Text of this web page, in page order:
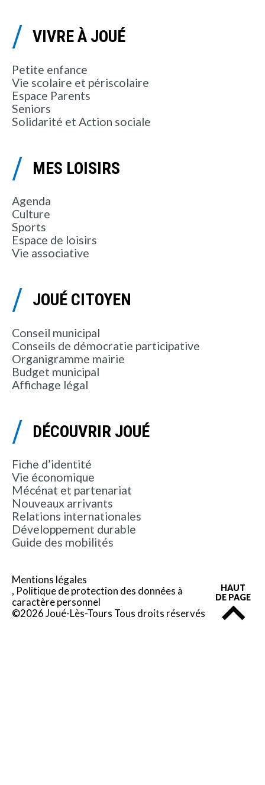
VIVRE À JOUÉ
Petite enfance
Vie scolaire et périscolaire
Espace Parents
Seniors
Solidarité et Action sociale
MES LOISIRS
Agenda
Culture
Sports
Espace de loisirs
Vie associative
JOUÉ CITOYEN
Conseil municipal
Conseils de démocratie participative
Organigramme mairie
Budget municipal
Affichage légal
DÉCOUVRIR JOUÉ
Fiche d’identité
Vie économique
Mécénat et partenariat
Nouveaux arrivants
Relations internationales
Développement durable
Guide des mobilités
Mentions légales
Politique de protection des données à
caractère personnel
©2026 Joué-Lès-Tours Tous droits réservés
HAUT
DE PAGE